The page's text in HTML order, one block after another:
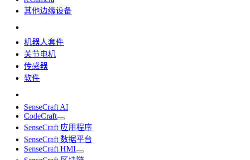
其他边缘设备
机器人套件
关节电机
传感器
软件
SenseCraft AI
CodeCraft
SenseCraft 应用程序
SenseCraft 数据平台
SenseCraft HMI